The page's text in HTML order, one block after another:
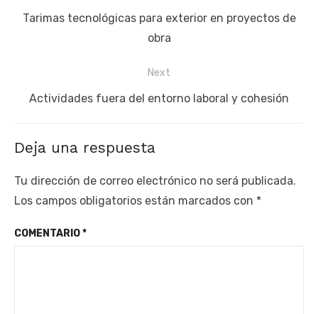
de
Previous
Tarimas tecnológicas para exterior en proyectos de
obra
Next
Next
Actividades fuera del entorno laboral y cohesión
Deja una respuesta
Tu dirección de correo electrónico no será publicada.
Los campos obligatorios están marcados con *
COMENTARIO*